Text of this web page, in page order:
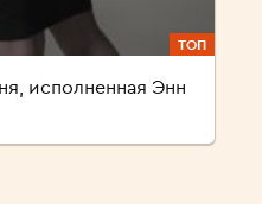
ТОП
исполненная Энн